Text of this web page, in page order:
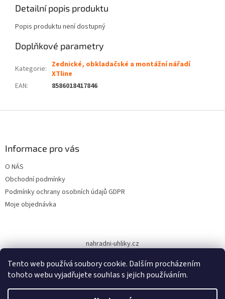
Tento web používá soubory cookie. Dalším procházením
tohoto webu vyjadřujete souhlas s jejich používáním.
Detailní popis produktu
Popis produktu není dostupný
Doplňkové parametry
Kategorie: Zednické, obkladačské a montážní nářadí
XTline
EAN: 8586018417846
Informace pro vás
O NÁS
Obchodní podmínky
Podmínky ochrany osobních údajů GDPR
Moje objednávka
nahradni-uhliky.cz